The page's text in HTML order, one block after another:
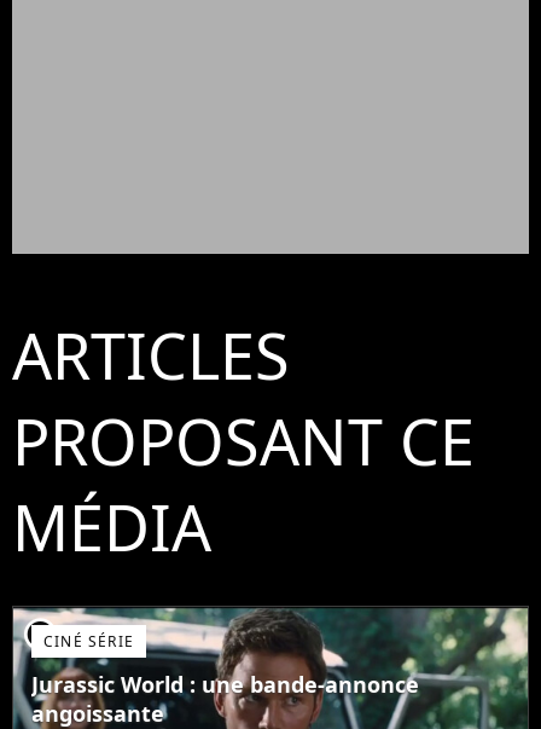
ARTICLES
PROPOSANT CE
MÉDIA
player2CINÉ SÉRIE
Jurassic World : une bande-annonce
angoissante